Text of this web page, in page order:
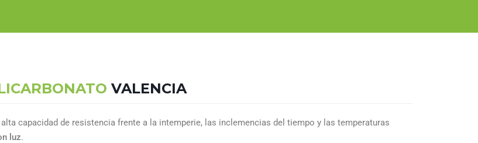
VALENCIA
capacidad de resistencia frente a la intemperie, las inclemencias del tiempo y las temperaturas
luz.